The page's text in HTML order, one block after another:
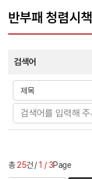
반부패 청렴시책
검색어
총 25건 1 / 3Page